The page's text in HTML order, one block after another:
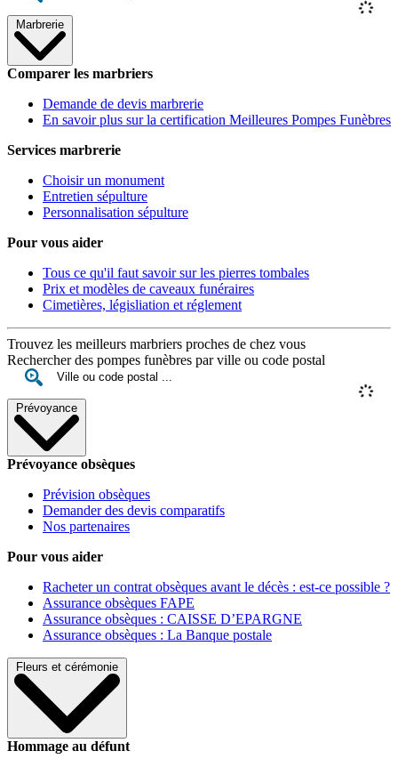
Marbrerie
Comparer les marbriers
Demande de devis marbrerie
En savoir plus sur la certification Meilleures Pompes Funèbres
Services marbrerie
Choisir un monument
Entretien sépulture
Personnalisation sépulture
Pour vous aider
Tous ce qu'il faut savoir sur les pierres tombales
Prix et modèles de caveaux funéraires
Cimetières, législiation et réglement
Trouvez les meilleurs marbriers proches de chez vous
Rechercher des pompes funèbres par ville ou code postal
Prévoyance
Prévoyance obsèques
Prévision obsèques
Demander des devis comparatifs
Nos partenaires
Pour vous aider
Racheter un contrat obsèques avant le décès : est-ce possible ?
Assurance obsèques FAPE
Assurance obsèques : CAISSE D’EPARGNE
Assurance obsèques : La Banque postale
Fleurs et cérémonie
Hommage au défunt